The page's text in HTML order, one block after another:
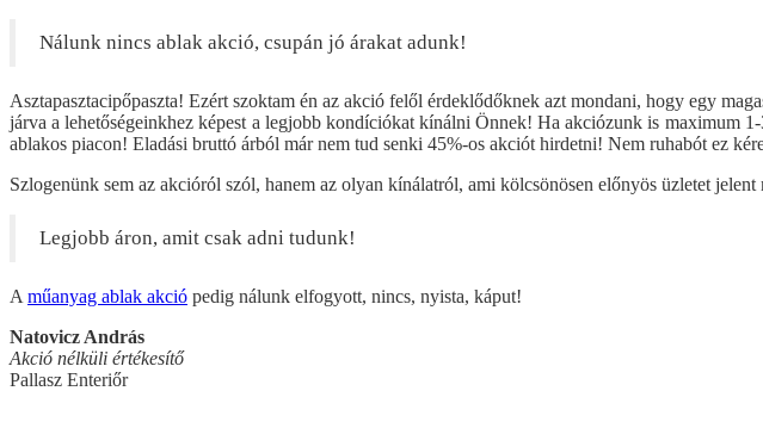
Nálunk nincs ablak akció, csupán jó árakat adunk!
Asztapasztacipőpaszta! Ezért szoktam én az akció felől érdeklődőknek azt mondani, hogy egy
járva a lehetőségeinkhez képest a legjobb kondíciókat kínálni Önnek! Ha akciózunk is maximum
ablakos piacon! Eladási bruttó árból már nem tud senki 45%-os akciót hirdetni! Nem ruhabót ez
Szlogenünk sem az akcióról szól, hanem az olyan kínálatról, ami kölcsönösen előnyös üzletet
Legjobb áron, amit csak adni tudunk!
A műanyag ablak akció pedig nálunk elfogyott, nincs, nyista, káput!
Natovicz András
Akció nélküli értékesítő
Pallasz Enteriőr